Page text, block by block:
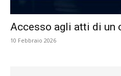
Accesso agli atti di un
10 Febbraio 2026